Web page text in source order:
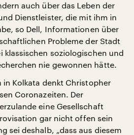
auch über das Leben der
Dienstleister, die mit ihm in
so Dell, Informationen über
Probleme der Stadt
klassischen soziologischen und
nie gewonnen hätte.
in Kolkata denkt Christopher
Coronazeiten. Der
eine Gesellschaft
gar nicht offen sein
sei deshalb, „dass aus diesem